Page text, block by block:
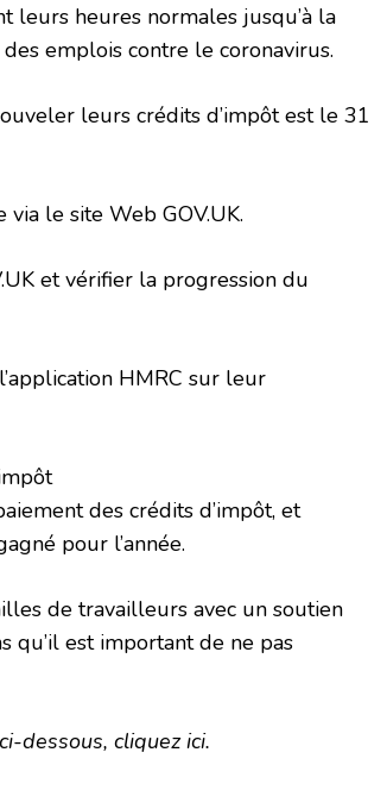
leurs heures normales jusqu’à la
emplois contre le coronavirus.
leurs crédits d’impôt est le 31
le site Web GOV.UK.
et vérifier la progression du
HMRC sur leur
des crédits d’impôt, et
pour l’année.
de travailleurs avec un soutien
qu’il est important de ne pas
dessous, cliquez ici.